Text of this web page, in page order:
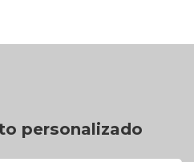
personalizado